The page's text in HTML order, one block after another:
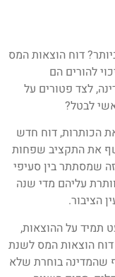
דוח הוצאות המס
להורים הם
לצד פטורים על
לבטל?
הכותרות, דוח חדש
את התקציב שפחות
שמסתתר בין סעיפי
עליהם מדי שנה
הציבור.
תמיד על ההוצאות,
דוח הוצאות המס לשנת
שהמדינה בוחרת שלא